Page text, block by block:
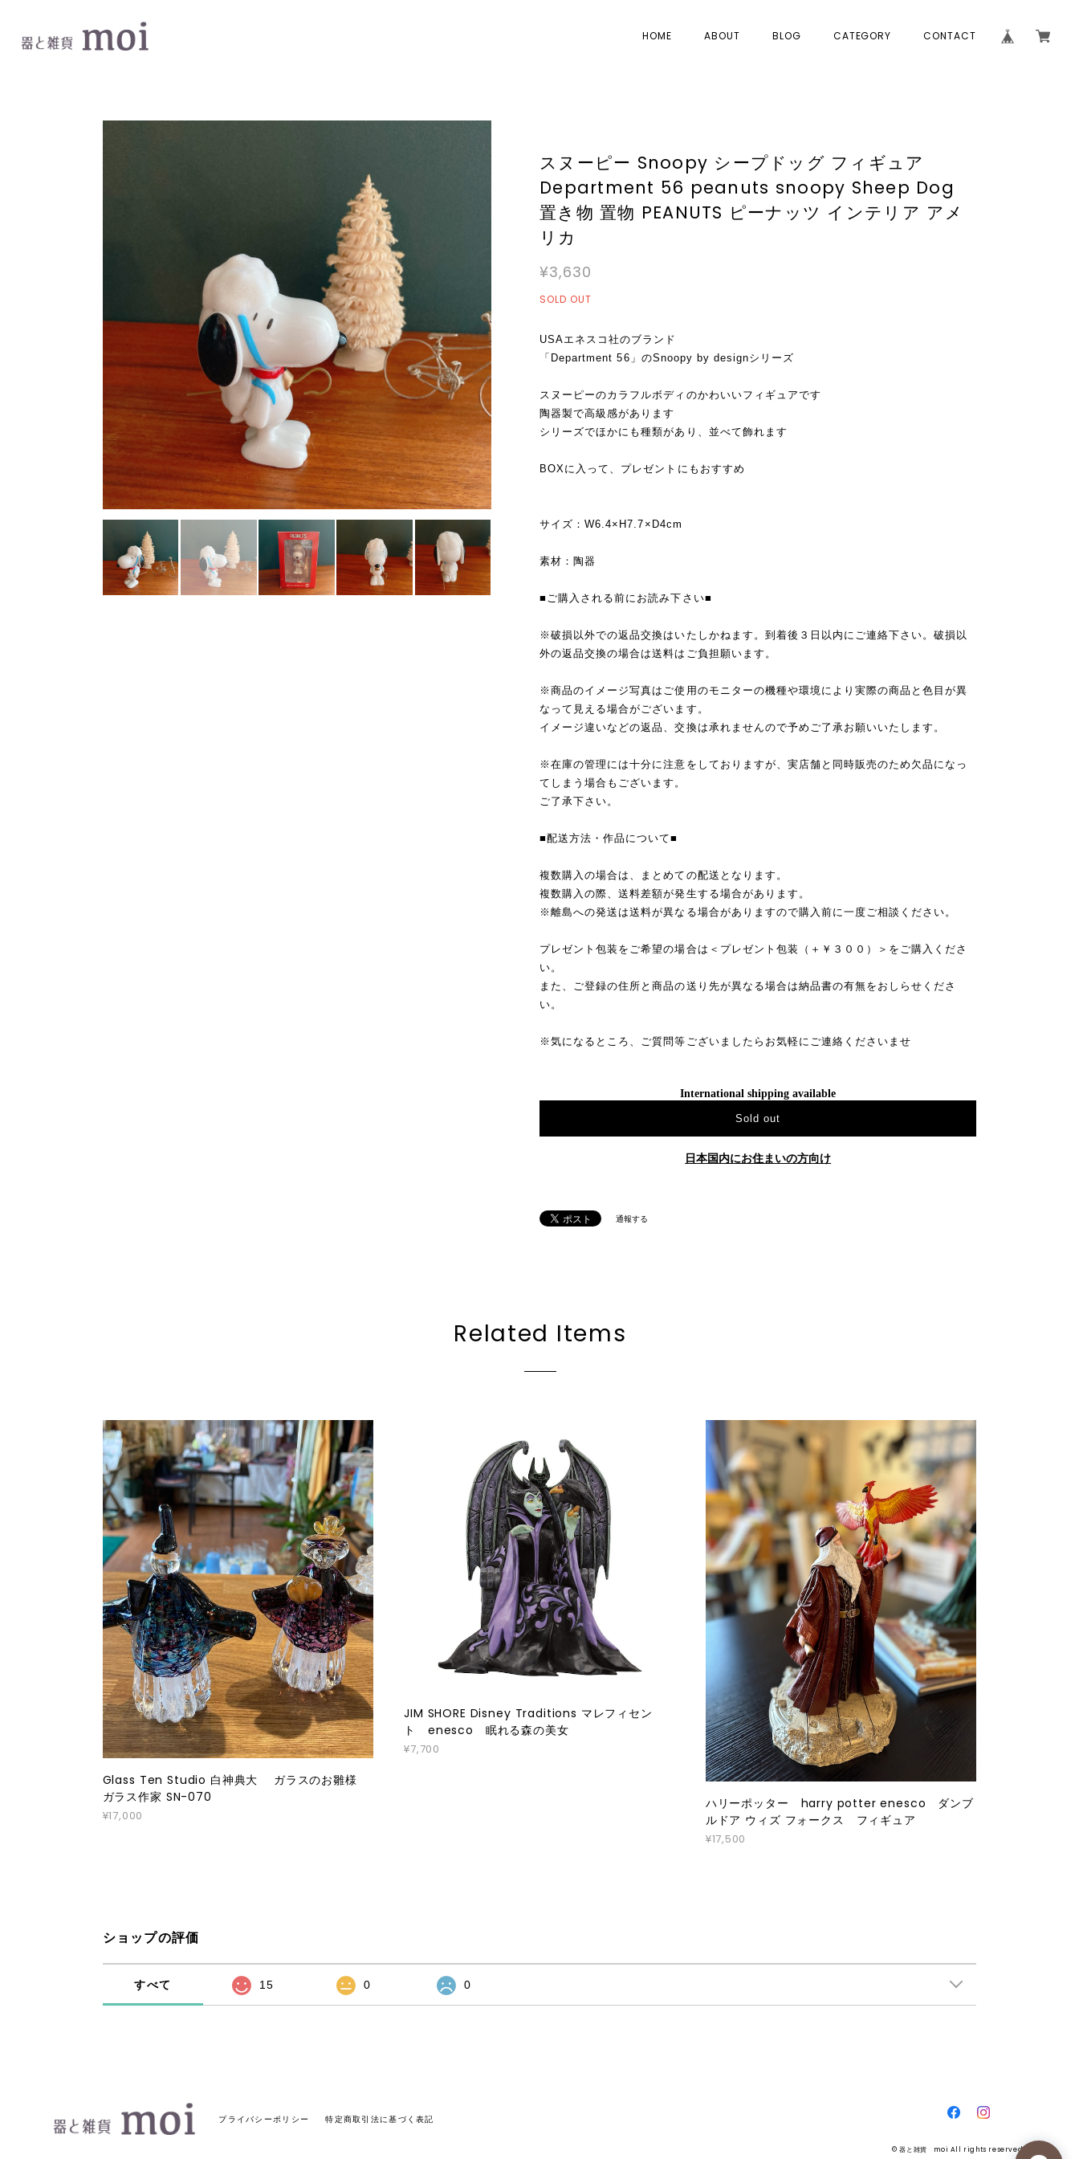
HOME ABOUT BLOG CATEGORY CONTACT
スヌーピー Snoopy シープドッグ フィギュア
Department 56 peanuts snoopy Sheep Dog
置き物 置物 PEANUTS ピーナッツ インテリア アメ
リカ
¥3,630
SOLD OUT
USAエネスコ社のブランド
「Department 56」のSnoopy by designシリーズ
スヌーピーのカラフルボディのかわいいフィギュアです
陶器製で高級感があります
シリーズでほかにも種類があり、並べて飾れます
BOXに入って、プレゼントにもおすすめ
サイズ：W6.4×H7.7×D4cm
素材：陶器
■ご購入される前にお読み下さい■
※破損以外での返品交換はいたしかねます。到着後３日以内にご連絡下さい。破損以
外の返品交換の場合は送料はご負担願います。
※商品のイメージ写真はご使用のモニターの機種や環境により実際の商品と色目が異
なって見える場合がございます。
イメージ違いなどの返品、交換は承れませんので予めご了承お願いいたします。
※在庫の管理には十分に注意をしておりますが、実店舗と同時販売のため欠品になっ
てしまう場合もございます。
ご了承下さい。
■配送方法・作品について■
複数購入の場合は、まとめての配送となります。
複数購入の際、送料差額が発生する場合があります。
※離島への発送は送料が異なる場合がありますので購入前に一度ご相談ください。
プレゼント包装をご希望の場合は＜プレゼント包装（＋￥３００）＞をご購入くださ
い。
また、ご登録の住所と商品の送り先が異なる場合は納品書の有無をおしらせくださ
い。
※気になるところ、ご質問等ございましたらお気軽にご連絡くださいませ
International shipping available
Sold out
日本国内にお住まいの方向け
通報する
Related Items
Glass Ten Studio 白神典大 ガラスのお雛様
ガラス作家 SN-070
¥17,000
JIM SHORE Disney Traditions マレフィセン
ト enesco 眠れる森の美女
¥7,700
ハリーポッター harry potter enesco ダンブ
ルドア ウィズ フォークス フィギュア
¥17,500
ショップの評価
すべて 15 0 0
プライバシーポリシー 特定商取引法に基づく表記
© 器と雑貨 moi All rights reserved.